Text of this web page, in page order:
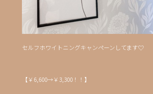
セルフホワイトニングキャンペーンしてます♡
【￥6,600→￥3,300！！】